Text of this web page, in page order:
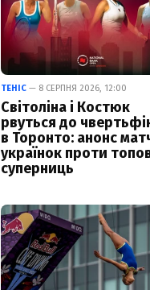
ТЕНІС— 8 СЕРПНЯ 2026, 12:00
Світоліна і Костюк
рвуться до
в Торонто: анонс
українок проти
суперниць